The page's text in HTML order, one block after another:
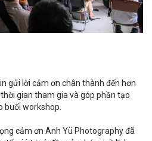
gửi lời cảm ơn chân thành đến hơn
gian tham gia và góp phần tạo
buổi workshop.
cảm ơn Anh Yü Photography đã